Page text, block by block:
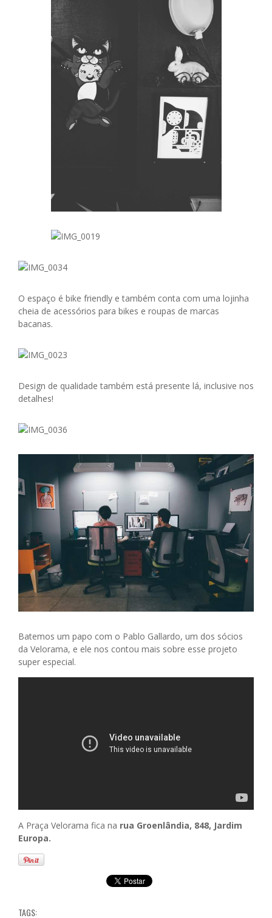
O espaço é bike friendly e também conta com uma lojinha
cheia de acessórios para bikes e roupas de marcas
bacanas.
Design de qualidade também está presente lá, inclusive nos
detalhes!
Batemos um papo com o Pablo Gallardo, um dos sócios
da Velorama, e ele nos contou mais sobre esse projeto
super especial.
A Praça Velorama fica na rua Groenlândia, 848, Jardim
Europa.
TAGS: